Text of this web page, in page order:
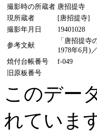
撮影時の所蔵者 唐招提寺
現所蔵者
[唐招提寺]
撮影年月日
19401028
参考文献
「唐招提
1978年6月)
焼付台帳番号
f-049
旧原板番号
このデー
れていま